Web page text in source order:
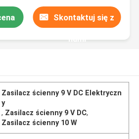
Skontaktuj się z
nami
Zasilacz ścienny 9 V DC Elektryczn
y
, Zasilacz ścienny 9 V DC,
Zasilacz ścienny 10 W